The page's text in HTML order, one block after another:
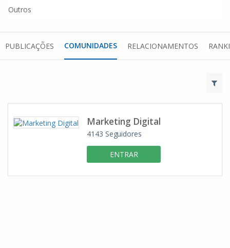
Outros
PUBLICAÇÕES COMUNIDADES RELACIONAMENTOS
Marketing Digital
4143 Seguidores
ENTRAR